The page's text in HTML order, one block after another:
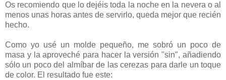
Os recomiendo que lo dejéis toda la noche en la nevera o al
menos unas horas antes de servirlo, queda mejor que recién
hecho.
Como yo usé un molde pequeño, me sobró un poco de
masa y la aproveché para hacer la versión "sin", añadiendo
sólo un poco del almíbar de las cerezas para darle un toque
de color. El resultado fue este: